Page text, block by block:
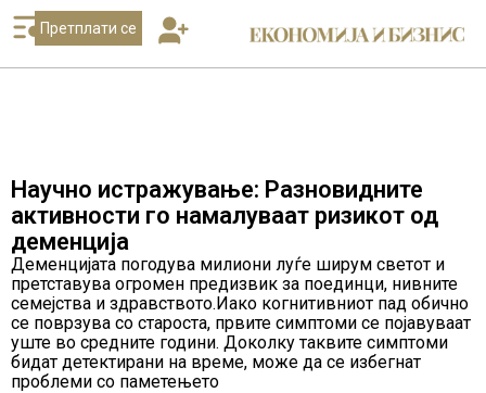
Претплати се
Научно истражување: Разновидните
активности го намалуваат ризикот од
деменција
Деменцијата погодува милиони луѓе ширум светот и
претставува огромен предизвик за поединци, нивните
семејства и здравството.Иако когнитивниот пад обично
се поврзува со староста, првите симптоми се појавуваат
уште во средните години. Доколку таквите симптоми
бидат детектирани на време, може да се избегнат
проблеми со паметењето